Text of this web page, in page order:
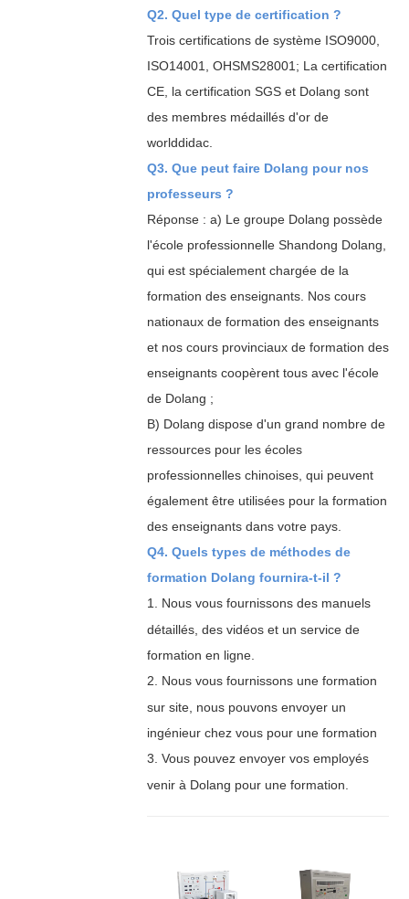
Q2. Quel type de certification ?
Trois certifications de système ISO9000,
ISO14001, OHSMS28001; La certification
CE, la certification SGS et Dolang sont
des membres médaillés d'or de
worlddidac.
Q3. Que peut faire Dolang pour nos
professeurs ?
Réponse : a) Le groupe Dolang possède
l'école professionnelle Shandong Dolang,
qui est spécialement chargée de la
formation des enseignants. Nos cours
nationaux de formation des enseignants
et nos cours provinciaux de formation des
enseignants coopèrent tous avec l'école
de Dolang ;
B) Dolang dispose d'un grand nombre de
ressources pour les écoles
professionnelles chinoises, qui peuvent
également être utilisées pour la formation
des enseignants dans votre pays.
Q4. Quels types de méthodes de
formation Dolang fournira-t-il ?
1.
Nous vous fournissons des manuels
détaillés, des vidéos et un service de
formation en ligne.
2.
Nous vous fournissons une formation
sur site, nous pouvons envoyer un
ingénieur chez vous pour une formation
3. Vous pouvez envoyer vos employés
venir à Dolang pour une formation.